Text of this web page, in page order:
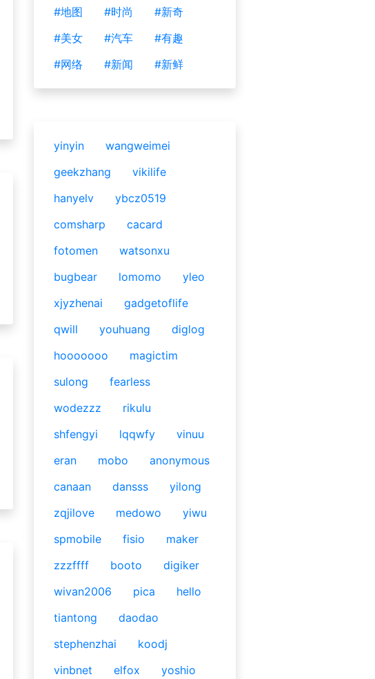
#地图
#时尚
#新奇
#美女
#汽车
#有趣
#网络
#新闻 #新鲜
yinyin
wangweimei
geekzhang
vikilife
hanyelv
ybcz0519
comsharp
cacard
fotomen
watsonxu
bugbear
lomomo
yleo
xjyzhenai
gadgetoflife
qwill
youhuang
diglog
hooooooo
magictim
sulong
fearless
wodezzz
rikulu
shfengyi
lqqwfy
vinuu
eran
mobo
anonymous
canaan
dansss
yilong
zqjilove
medowo
yiwu
spmobile
fisio
maker
zzzffff
booto
digiker
wivan2006
pica
hello
tiantong
daodao
stephenzhai
koodj
vinbnet
elfox
yoshio